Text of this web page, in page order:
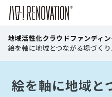
地域活性化クラウドファンディン
絵を軸に地域とつながる場づくり
絵を軸に地域と